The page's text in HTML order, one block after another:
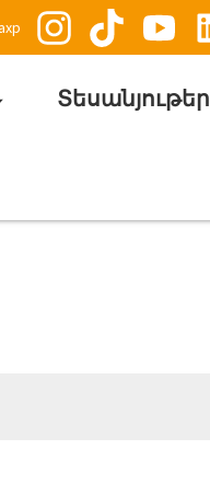
Տեսանյութեր